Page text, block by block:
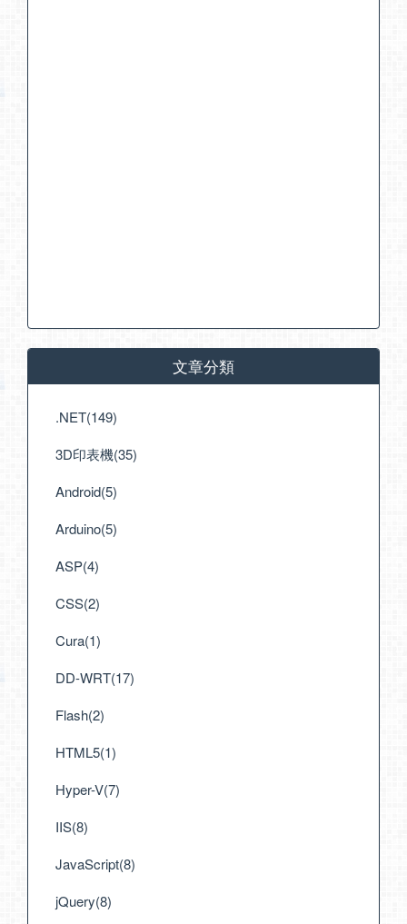
文章分類
.NET(149)
3D印表機(35)
Android(5)
Arduino(5)
ASP(4)
CSS(2)
Cura(1)
DD-WRT(17)
Flash(2)
HTML5(1)
Hyper-V(7)
IIS(8)
JavaScript(8)
jQuery(8)